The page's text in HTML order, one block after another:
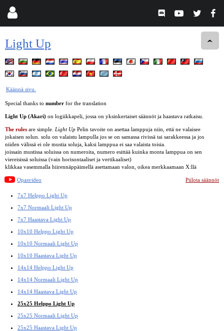
Light Up
Käännä sivu.
Special thanks to numbrr for the translation
Light Up (Akari) on logiikkapeli, jossa on yksinkertaiset säännöt ja haastava ratkaisu.
The rules are simple. Light Up Pelin tavoite on asettaa lamppuja niin, että ne valaisee
jokaisen solun. solu on valaistu lampulla jos se on samassa rivissä tai sarakkeessa ja jos
niiden välissä ei ole mustia soluja, kaksi lamppua ei saa valaista toisia.
joissain mustissa soluissa on numeroita, numero esittää kuinka monta lamppua on sen
viereisissä soluissa (vain horisontaaliset ja vertikaaliset)
klikkaa vasemmalla hiirennäppäimellä asettamaan valon, oikea merkkaamaan X:llä
Opasvideo Piilota säännöt
7x7 Helppo Light Up
7x7 Normaali Light Up
7x7 Haastava Light Up
10x10 Helppo Light Up
10x10 Normaali Light Up
10x10 Haastava Light Up
14x14 Helppo Light Up
14x14 Normaali Light Up
14x14 Haastava Light Up
25x25 Helppo Light Up
25x25 Normaali Light Up
25x25 Haastava Light Up